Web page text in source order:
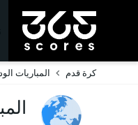
كرة قدم المباريات